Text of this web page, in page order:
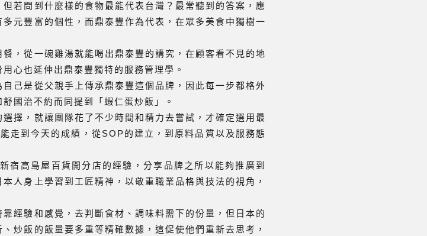
若問到什麼樣的食物最能代表台灣？最常聽到的答案，應
元豐富的個性，而鼎泰豐作為代表，在眾多美食中獨樹一
，從一碗雞湯就能喝出鼎泰豐的講究，在顧客看不見的地
心也延伸出鼎泰豐獨特的服務管理學。
己是從父親手上傳承鼎泰豐這個品牌，因此每一步都格外
國治不約而同提到「蝦仁蛋炒飯」。
擇，就讓團隊花了不少時間和精力去嘗試，才確定選用最
走到今天的成績，從SOP的建立，到原料品質以及服務態
宿高島屋百貨開分店的經驗，分享品牌之所以能夠推廣到
人身上學習到工匠精神，以敬重職業品格與技法的視角，
經驗和感覺，去判斷食材、調味料需下的份量，但日本的
炒飯的飯量要多重等精確數據，這促使他們重新去思考，